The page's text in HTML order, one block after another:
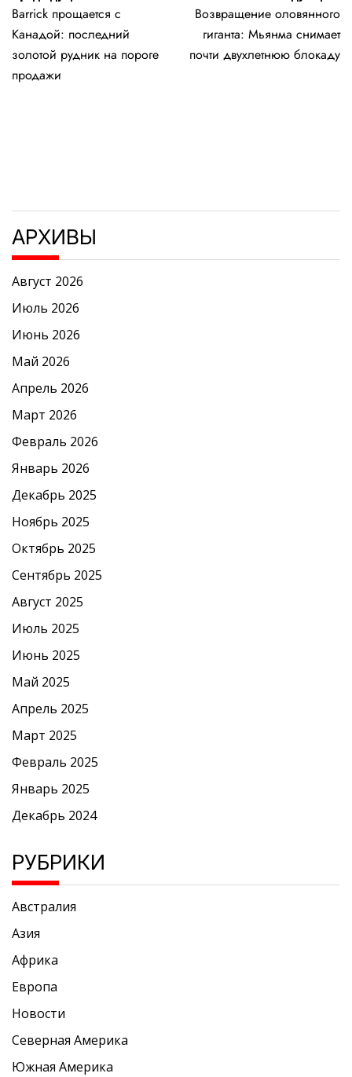
по
записям
Barrick прощается с
Канадой: последний
золотой рудник на пороге
продажи
Возвращение оловянного
гиганта: Мьянма снимает
почти двухлетнюю блокаду
АРХИВЫ
Август 2026
Июль 2026
Июнь 2026
Май 2026
Апрель 2026
Март 2026
Февраль 2026
Январь 2026
Декабрь 2025
Ноябрь 2025
Октябрь 2025
Сентябрь 2025
Август 2025
Июль 2025
Июнь 2025
Май 2025
Апрель 2025
Март 2025
Февраль 2025
Январь 2025
Декабрь 2024
РУБРИКИ
Австралия
Азия
Африка
Европа
Новости
Северная Америка
Южная Америка